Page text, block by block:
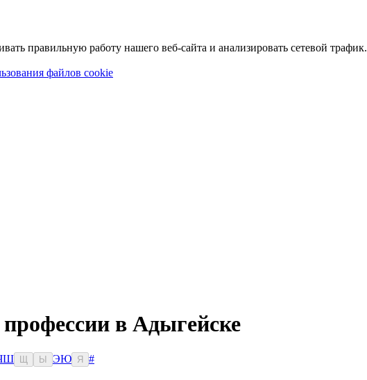
правильную работу нашего веб-сайта и анализировать сетевой трафик.
файлов cookie
в Адыгейске
Ш Ы ЭЮ Я
#